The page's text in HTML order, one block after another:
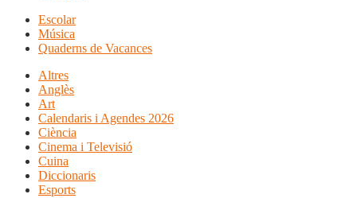
Escolar
Música
Quaderns de Vacances
Altres
Anglès
Art
Calendaris i Agendes 2026
Ciència
Cinema i Televisió
Cuina
Diccionaris
Esports